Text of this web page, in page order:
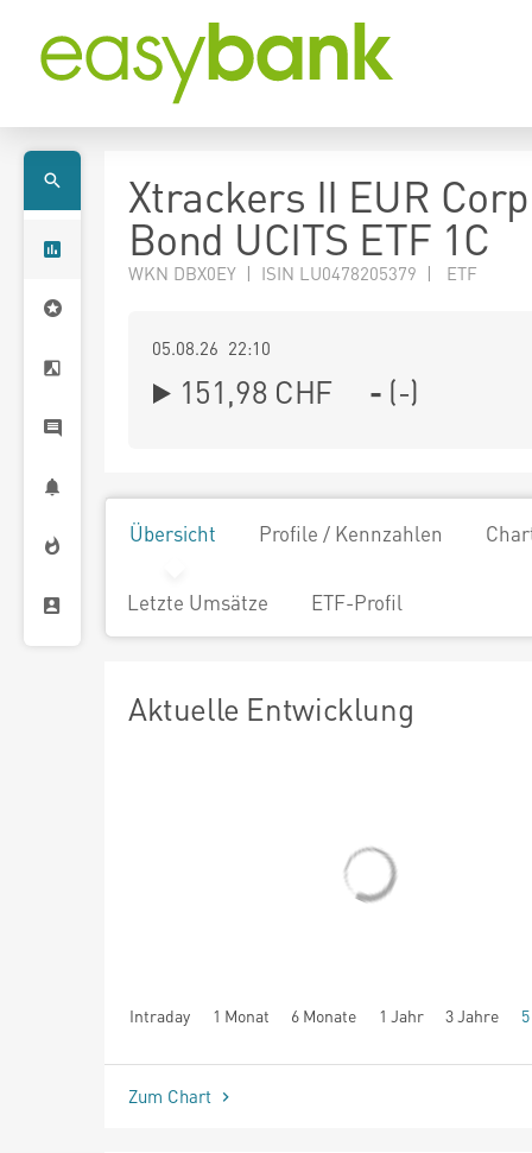
Xtrackers II EUR
Bond UCITS ETF 1C
WKN DBX0EY | ISIN LU0478205379 | ETF
05.08.26 22:10
151,98 CHF - (-)
Übersicht Profile / Kennzahlen
Letzte Umsätze ETF-Profil
Aktuelle Entwicklung
Intraday 1 Monat 6 Monate 1 Jahr 3 Jahre
seit Beginn
Zum Chart